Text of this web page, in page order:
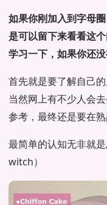
如果你刚加入到字母
是可以留下来看看这
学习一下，如果你还
首先就是要了解自己
当然网上有不少人会
参考，最终还是要在
最简单的认知无非就
witch）